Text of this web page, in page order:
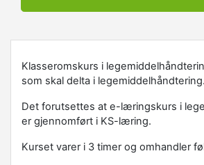
Klasseromskurs i
som skal delta i legemiddelhåndtering.
Det forutsettes at e-læringskurs i
er gjennomført i KS-læring.
Kurset varer i 3 timer og omhandler